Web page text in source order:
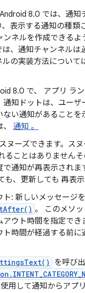
8.0 では、通知
、表示する通知の種類
ンネルを作成できるよ
は、通知チャンネルは
の実装方法について
8.0 で、 アプリ ラ
通知ドットは、ユーザ
ない通知があることを
通知 。
ヌーズできます。ス
ることはありません
で通知が再表示されま
も、更新しても 再表示
: 新しいメッセージ
。 このメソ
アウト時間を指定でき
ト時間が経過する前に
を呼び
用して通知からアプ